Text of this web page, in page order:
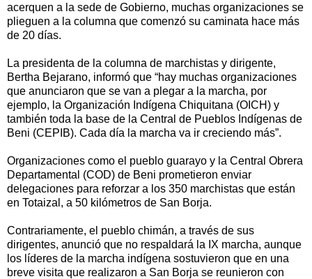
acerquen a la sede de Gobierno, muchas organizaciones se
plieguen a la columna que comenzó su caminata hace más
de 20 días.
La presidenta de la columna de marchistas y dirigente,
Bertha Bejarano, informó que “hay muchas organizaciones
que anunciaron que se van a plegar a la marcha, por
ejemplo, la Organización Indígena Chiquitana (OICH) y
también toda la base de la Central de Pueblos Indígenas de
Beni (CEPIB). Cada día la marcha va ir creciendo más”.
Organizaciones como el pueblo guarayo y la Central Obrera
Departamental (COD) de Beni prometieron enviar
delegaciones para reforzar a los 350 marchistas que están
en Totaizal, a 50 kilómetros de San Borja.
Contrariamente, el pueblo chimán, a través de sus
dirigentes, anunció que no respaldará la IX marcha, aunque
los líderes de la marcha indígena sostuvieron que en una
breve visita que realizaron a San Borja se reunieron con